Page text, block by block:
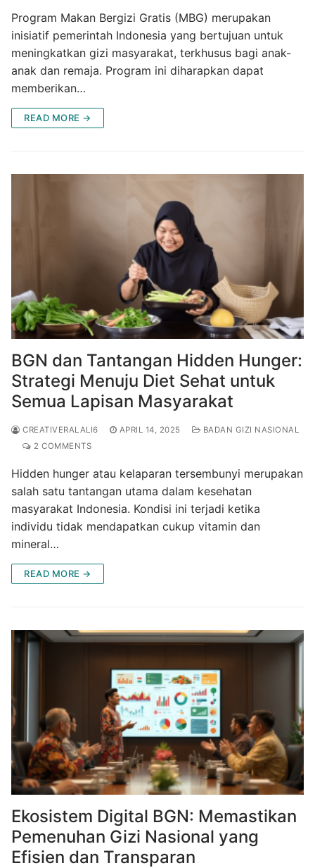
Program Makan Bergizi Gratis (MBG) merupakan
inisiatif pemerintah Indonesia yang bertujuan untuk
meningkatkan gizi masyarakat, terkhusus bagi anak-
anak dan remaja. Program ini diharapkan dapat
memberikan…
READ MORE →
BGN dan Tantangan Hidden Hunger:
Strategi Menuju Diet Sehat untuk
Semua Lapisan Masyarakat
CREATIVERALALI6 APRIL 14, 2025
BADAN GIZI NASIONAL
2 COMMENTS
Hidden hunger atau kelaparan tersembunyi merupakan
salah satu tantangan utama dalam kesehatan
masyarakat Indonesia. Kondisi ini terjadi ketika
individu tidak mendapatkan cukup vitamin dan
mineral…
READ MORE →
Ekosistem Digital BGN: Memastikan
Pemenuhan Gizi Nasional yang
Efisien dan Transparan